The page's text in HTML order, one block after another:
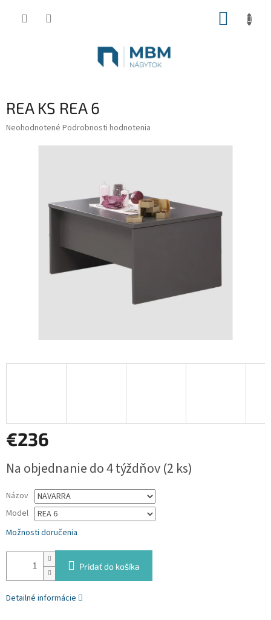
REA KS REA 6
Priemerné
Neohodnotené Podrobnosti hodnotenia
€236
cena:
Na objednanie do 4 týždňov(2 ks)
Názov
Model
Možnosti doručenia
Pridať do košíka
Detailné informácie